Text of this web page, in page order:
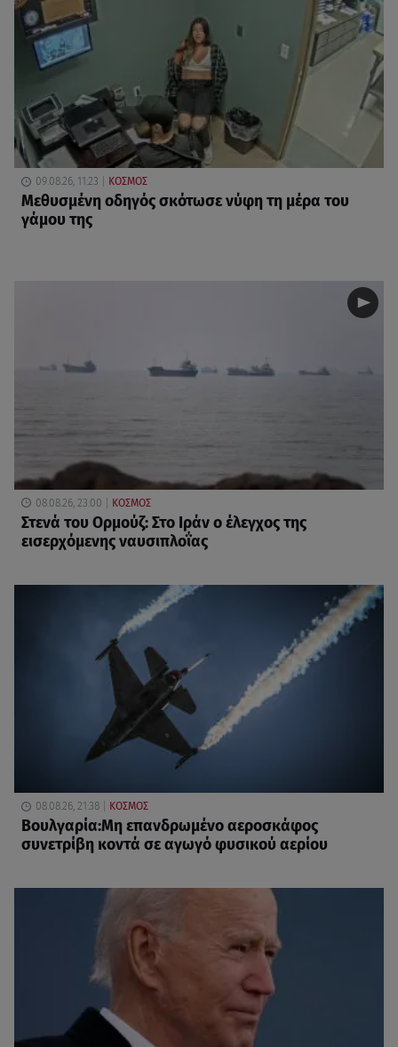
09.08.26, 11:23 ΚΟΣΜΟΣ
Μεθυσμένη οδηγός σκότωσε νύφη τη μέρα του
γάμου της
08.08.26, 23:00 ΚΟΣΜΟΣ
Στενά του Ορμούζ: Στο Ιράν ο έλεγχος της
εισερχόμενης ναυσιπλοΐας
08.08.26, 21:38 ΚΟΣΜΟΣ
Βουλγαρία:Μη επανδρωμένο αεροσκάφος
συνετρίβη κοντά σε αγωγό φυσικού αερίου